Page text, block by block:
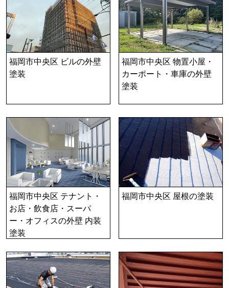
福岡市中央区 ビルの外壁
塗装
福岡市中央区 物置小屋・
カーポート・車庫の外壁
塗装
福岡市中央区 テナント・
お店・飲食店・スーパ
ー・オフィスの外壁 内装
塗装
福岡市中央区 屋根の塗装